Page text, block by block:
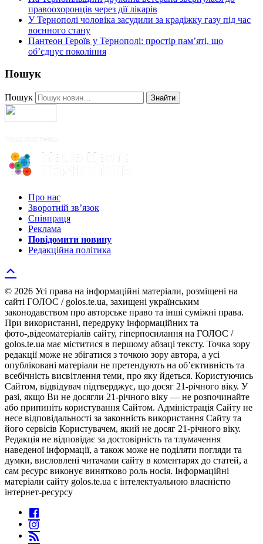
правоохоронців через дії лікарів
У Тернополі чоловіка засудили за крадіжку газу під час
воєнного стану
Пантеон Героїв у Тернополі: простір пам’яті, що
об’єднує покоління
Пошук
Пошук Знайти
Про нас
Зворотній зв’язок
Співпраця
Реклама
Повідомити новину
Редакційна політика
© 2026 Усі права на інформаційні матеріали, розміщені на
сайті ГОЛОС / golos.te.ua, захищені українським
законодавством про авторське право та інші суміжні права.
При використанні, передруку інформаційних та
фото-,відеоматеріалів сайту, гіперпосилання на ГОЛОС /
golos.te.ua має міститися в першому абзаці тексту. Точка зору
редакції може не збігатися з точкою зору автора, а усі
опубліковані матеріали не претендують на об’єктивність та
всебічність висвітлення теми, про яку йдеться. Користуючись
Сайтом, відвідувач підтверджує, що досяг 21-річного віку. У
разі, якщо Ви не досягли 21-річного віку — не розпочинайте
або припиніть користування Сайтом. Адміністрація Сайту не
несе відповідальності за законність використання Сайту та
його сервісів Користувачем, який не досяг 21-річного віку.
Редакція не відповідає за достовірність та тлумачення
наведеної інформації, а також може не поділяти погляди та
думки, висловлені читачами сайту в коментарях до статей, а
сам ресурс виконує винятково роль носія. Інформаційні
матеріали сайту golos.te.ua є інтелектуальною власністю
інтернет-ресурсу